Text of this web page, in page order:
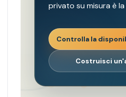
privato su misura è
Controlla la
Costruisci